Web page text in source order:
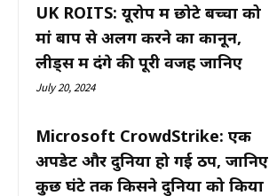
UK ROITS: यूरोप में छोटे बच्चों को
मां बाप से अलग करने का कानून,
लीड्स में दंगे की पूरी वजह जानिए
July 20, 2024
Microsoft CrowdStrike: एक
अपडेट और दुनिया हो गई ठप, जानिए
कुछ घंटे तक किसने दुनिया को किया